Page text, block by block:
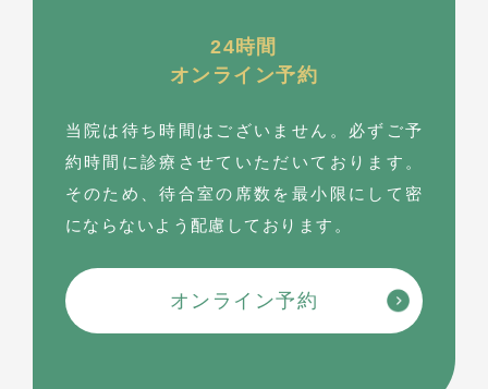
24時間
オンライン予約
当院は待ち時間はございません。必ずご予
約時間に診療させていただいております。
そのため、待合室の席数を最⼩限にして密
にならないよう配慮しております。
オンライン予約